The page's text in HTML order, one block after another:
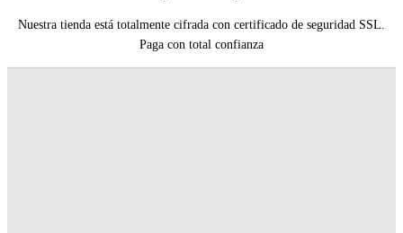
Nuestra tienda está totalmente cifrada con certificado de seguridad SSL.
Paga con total confianza